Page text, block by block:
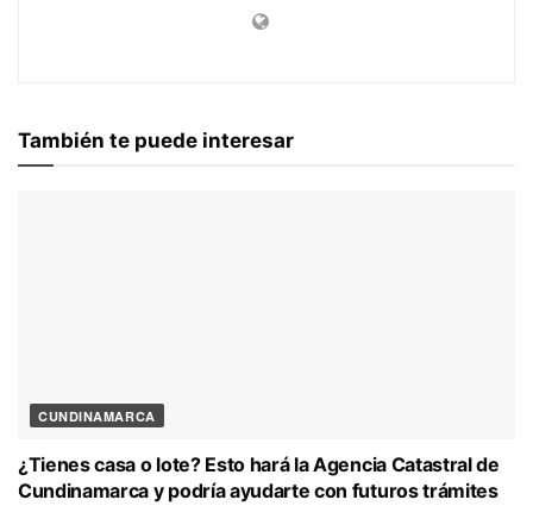
También te puede interesar
CUNDINAMARCA
¿Tienes casa o lote? Esto hará la Agencia Catastral de
Cundinamarca y podría ayudarte con futuros trámites